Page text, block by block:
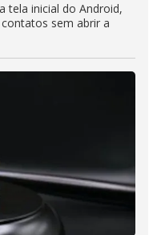
tela inicial do Android,
sem abrir a